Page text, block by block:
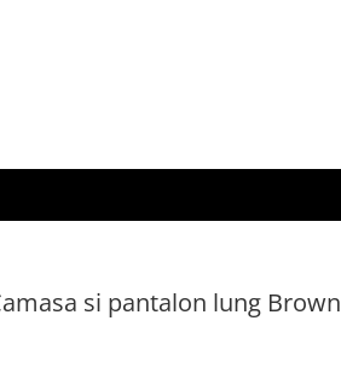
si pantalon lung Brown